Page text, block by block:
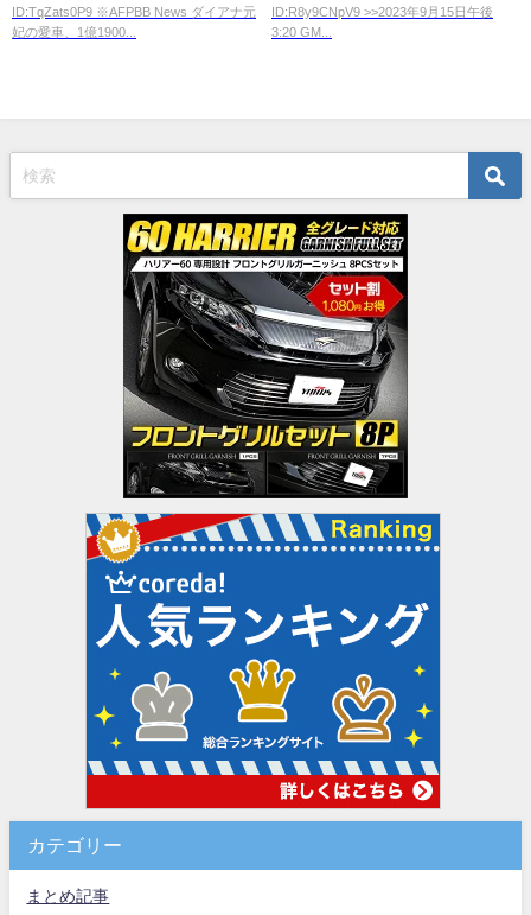
ID:TqZats0P9 ※AFPBB News ダイアナ元
妃の愛車、1億1900...
ID:R8y9CNpV9 >>2023年9月15日午後
3:20 GM...
カテゴリー
まとめ記事